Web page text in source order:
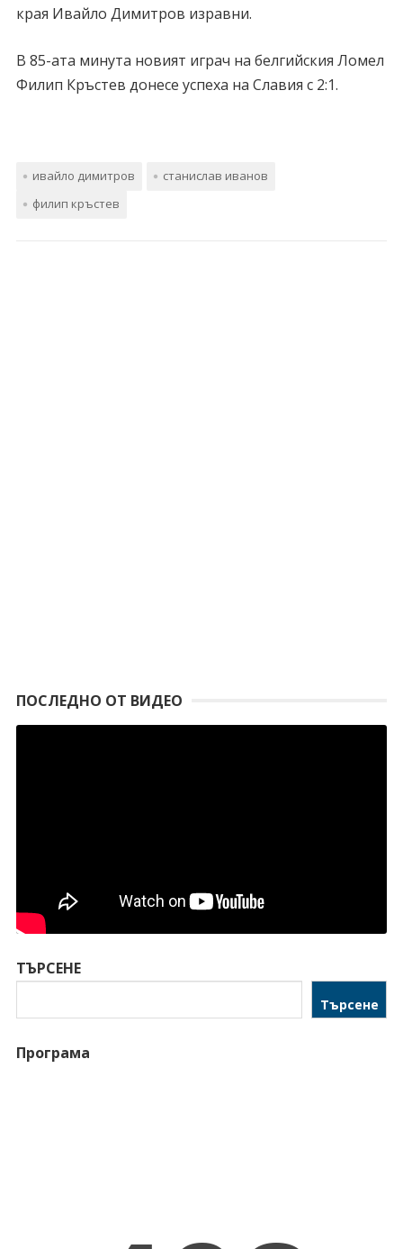
края Ивайло Димитров изравни.
В 85-ата минута новият играч на белгийския Ломел
Филип Кръстев донесе успеха на Славия с 2:1.
ивайло димитров
станислав иванов
филип кръстев
ПОСЛЕДНО ОТ ВИДЕО
ТЪРСЕНЕ
Търсене
Програма